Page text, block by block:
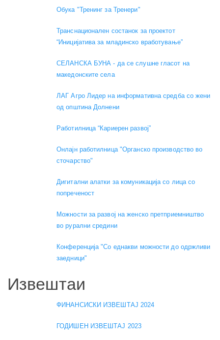
Обука "Тренинг за Тренери"
Транснационален состанок за проектот
“Иницијатива за младинско вработување”
СЕЛАНСКА БУНА - да се слушне гласот на
македонските села
ЛАГ Агро Лидер на информативна средба со жени
од општина Долнени
Работилница “Кариерен развој”
Онлајн работилница "Органско производство во
сточарство"
Дигитални алатки за комуникација со лица со
попреченост
Можности за развој на женско претприемништво
во рурални средини
Конференција "Со еднакви можности до одржливи
заедници"
Извештаи
ФИНАНСИСКИ ИЗВЕШТАЈ 2024
ГОДИШЕН ИЗВЕШТАЈ 2023